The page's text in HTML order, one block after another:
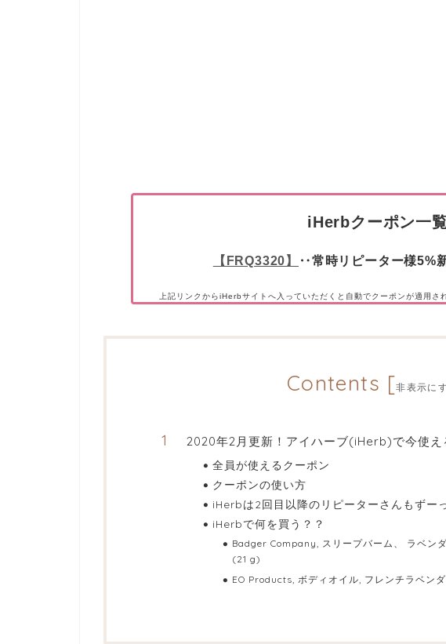
iHerbクーポン一
【FRQ3320】 ‥常時リピーター様5%
上記リンクからiHerbサイトへ入っていただくと自動でクーポンが適用さ
Contents [非表示に
2020年2月更新！アイハーブ(iHerb)で今使え
全員が使えるクーポン
クーポンの使い方
iHerbは2回目以降のリピーターさんもずー
iHerbで何を買う？？
Badger Company, スリープバーム、 ラベン
(21 g)
EO Products, ボディオイル, フレンチラベン